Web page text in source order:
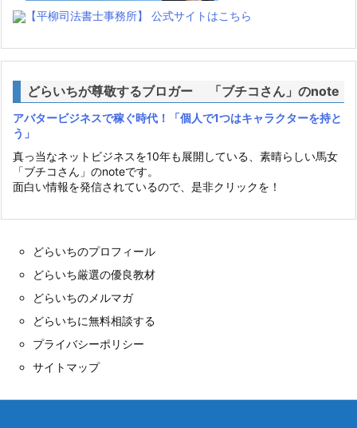
【平柳司法書士事務所】 公式サイトはこちら
どらいちが尊敬するブロガー 「ブチコさん」のnote
アバタービジネスで稼ぐ時代！「個人で1つはキャラクターを持と
う」
真っ当なネットビジネスを10年も展開している、素晴らしい馬女
「ブチコさん」のnoteです。
面白い情報を発信されているので、是非クリックを！
どらいちのプロフィール
どらいち厳選の優良教材
どらいちのメルマガ
どらいちに無料相談する
プライバシーポリシー
サイトマップ